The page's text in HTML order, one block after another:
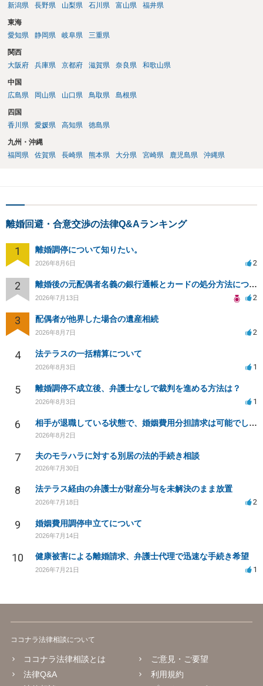
新潟県
長野県 山梨県 石川県 富山県 福井県
東海
愛知県
静岡県 岐阜県 三重県
関西
大阪府
兵庫県 京都府 滋賀県 奈良県 和歌山県
中国
広島県
岡山県 山口県 鳥取県 島根県
四国
香川県
愛媛県 高知県 徳島県
九州・沖縄
福岡県
佐賀県 長崎県 熊本県 大分県 宮崎県 鹿児島県 沖縄県
離婚回避・合意交渉の法律Q&Aランキング
1 離婚調停について知りたい。
2026年8月6日 2
2 離婚後の元配偶者名義の銀行通帳とカードの処分方法について
2026年7月13日 2
3 配偶者が他界した場合の遺産相続
2026年8月7日 2
4 法テラスの一括精算について
2026年8月3日 1
5 離婚調停不成立後、弁護士なしで裁判を進める方法は？
2026年8月3日 1
6 相手が退職している状態で、婚姻費用分担請求は可能でしょうか？
2026年8月2日
7 夫のモラハラに対する別居の法的手続き相談
2026年7月30日
8 法テラス経由の弁護士が財産分与を未解決のまま放置
2026年7月18日 2
9 婚姻費用調停申立てについて
2026年7月14日
10 健康被害による離婚請求、弁護士代理で迅速な手続き希望
2026年7月21日 1
ココナラ法律相談について
ココナラ法律相談とは
法律Q&A
ご意見・ご要望
利用規約